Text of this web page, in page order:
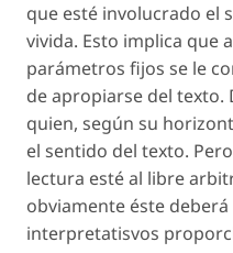
que esté involucrado el
vivida. Esto implica que
parámetros fijos se le
de apropiarse del texto.
quien, según su
el sentido del texto.
lectura esté al libre
obviamente éste
interpretatisvos